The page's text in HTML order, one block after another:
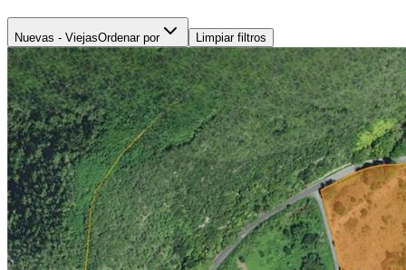
Nuevas - ViejasOrdenar por Limpiar filtros